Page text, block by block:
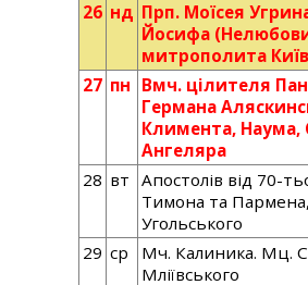
26 нд Прп. Моїсея
Йосифа
митрополита
27 пн Вмч. цілителя
Германа
Климента, Наума,
Ангеляра
28 вт
Апостолів від 70-
Тимона та
Угольського
29 ср
Мч. Калиника. Мц.
Мліївського